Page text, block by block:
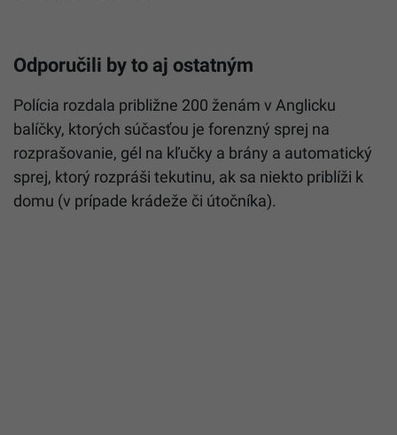
Odporučili by to aj ostatným
Polícia rozdala približne 200 ženám v Anglicku
balíčky, ktorých súčasťou je forenzný sprej na
rozprašovanie, gél na kľučky a brány a automatický
sprej, ktorý rozpráši tekutinu, ak sa niekto priblíži k
domu (v prípade krádeže či útočníka).